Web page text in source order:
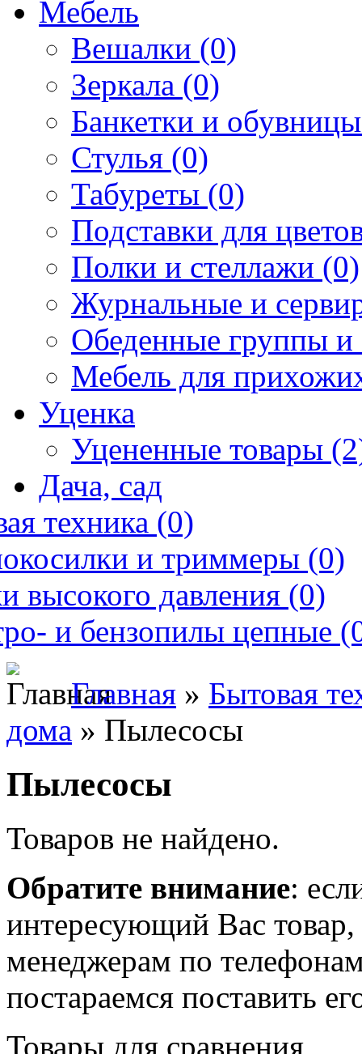
Мебель
Вешалки (0)
Зеркала (0)
Банкетки и
Стулья (0)
Табуреты (0)
Подставки для
Полки и стеллажи (0)
Журнальные и
Обеденные группы и
Мебель для
Уценка
Уцененные товары
Дача, сад
техника (0)
и триммеры (0)
высокого давления (0)
и бензопилы цепные
Главная » Бытовая
дома » Пылесосы
Пылесосы
Товаров не найдено.
Обратите внимание:
интересующий Вас
менеджерам по
постараемся поставить
Товары для сравнения